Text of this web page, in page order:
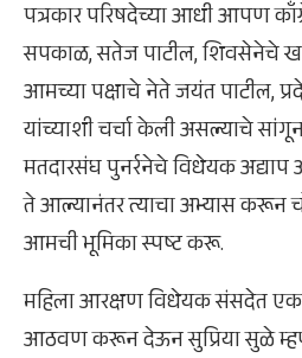
पत्रकार परिषदेच्या आधी आपण
सपकाळ, सतेज पाटील, शिवसेनेचे
आमच्या पक्षाचे नेते जयंत पाटील,
यांच्याशी चर्चा केली असल्याचे
मतदारसंघ पुनर्रनेचे विधेयक
ते आल्यानंतर त्याचा अभ्यास करून
आमची भूमिका स्पष्ट करू.
महिला आरक्षण विधेयक संसदेत
आठवण करून देऊन सुप्रिया सुळे